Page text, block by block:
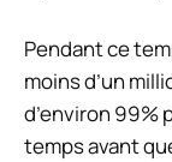
Pendant ce
moins d’un
d’environ 99%
temps avant